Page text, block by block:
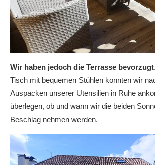
Wir haben jedoch die Terrasse bevorzugt
Tisch mit bequemen Stühlen konnten wir
Auspacken unserer Utensilien in Ruhe
überlegen, ob und wann wir die beiden
Beschlag nehmen werden.